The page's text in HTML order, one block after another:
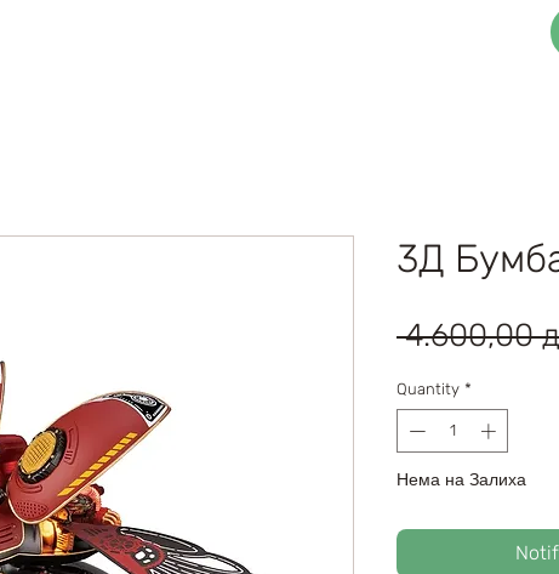
3Д
4.600,00
Quantity *
Нема на Залиха